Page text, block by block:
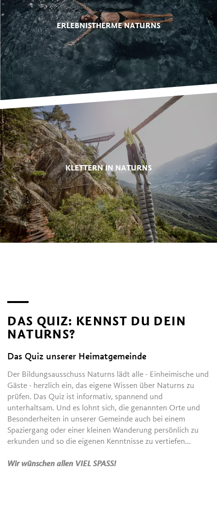
ERLEBNISTHERME NATURNS
KLETTERN IN NATURNS
DAS QUIZ: KENNST DU DEIN
NATURNS?
Das Quiz unserer Heimatgemeinde
Der Bildungsausschuss Naturns lädt alle - Einheimische und
Gäste - herzlich ein, das eigene Wissen über Naturns zu
prüfen. Das Quiz ist informativ, spannend und
unterhaltsam. Und es lohnt sich, die genannten Orte und
Besonderheiten in unserer Gemeinde auch bei einem
Spaziergang oder einer kleinen Wanderung persönlich zu
erkunden und so die eigenen Kenntnisse zu vertiefen...
Wir wünschen allen VIEL SPASS!